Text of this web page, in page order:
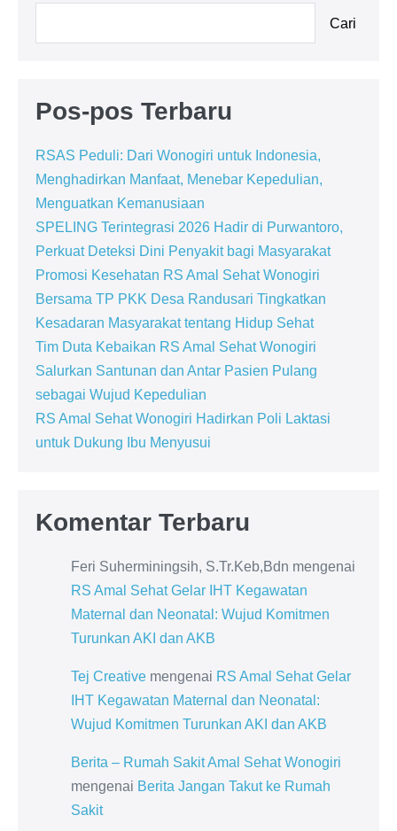
Cari
Pos-pos Terbaru
RSAS Peduli: Dari Wonogiri untuk Indonesia,
Menghadirkan Manfaat, Menebar Kepedulian,
Menguatkan Kemanusiaan
SPELING Terintegrasi 2026 Hadir di Purwantoro,
Perkuat Deteksi Dini Penyakit bagi Masyarakat
Promosi Kesehatan RS Amal Sehat Wonogiri
Bersama TP PKK Desa Randusari Tingkatkan
Kesadaran Masyarakat tentang Hidup Sehat
Tim Duta Kebaikan RS Amal Sehat Wonogiri
Salurkan Santunan dan Antar Pasien Pulang
sebagai Wujud Kepedulian
RS Amal Sehat Wonogiri Hadirkan Poli Laktasi
untuk Dukung Ibu Menyusui
Komentar Terbaru
Feri Suherminingsih, S.Tr.Keb,Bdn mengenai
RS Amal Sehat Gelar IHT Kegawatan
Maternal dan Neonatal: Wujud Komitmen
Turunkan AKI dan AKB
Tej Creative mengenai RS Amal Sehat Gelar
IHT Kegawatan Maternal dan Neonatal:
Wujud Komitmen Turunkan AKI dan AKB
Berita – Rumah Sakit Amal Sehat Wonogiri
mengenai Berita Jangan Takut ke Rumah
Sakit